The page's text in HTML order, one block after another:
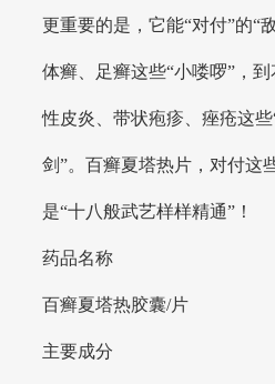
更重要的是，它能“对付”的“
体癣、足癣这些“小喽啰”，
性皮炎、带状疱疹、痤疮这些
剑”。百癣夏塔热片，对付这
是“十八般武艺样样精通”！
药品名称
百癣夏塔热胶囊/片
主要成分